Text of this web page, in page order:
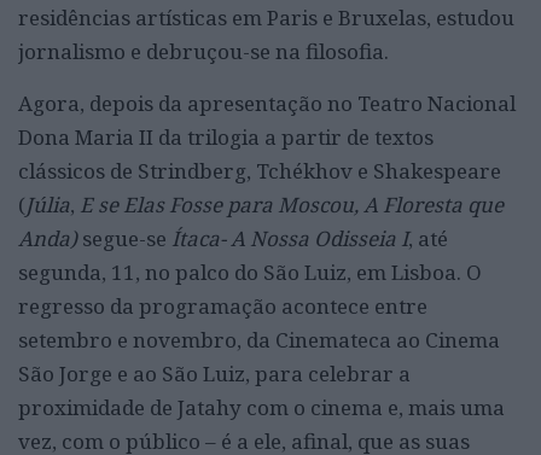
residências artísticas em Paris e Bruxelas, estudou
jornalismo e debruçou-se na filosofia.
Agora, depois da apresentação no Teatro Nacional
Dona Maria II da trilogia a partir de textos
clássicos de Strindberg, Tchékhov e Shakespeare
(Júlia, E se Elas Fosse para Moscou,A Floresta que
Anda)segue-se Ítaca- A Nossa Odisseia I, até
segunda, 11, no palco do São Luiz, em Lisboa. O
regresso da programação acontece entre
setembro e novembro, da Cinemateca ao Cinema
São Jorge e ao São Luiz, para celebrar a
proximidade de Jatahy com o cinema e, mais uma
vez, com o público – é a ele, afinal, que as suas